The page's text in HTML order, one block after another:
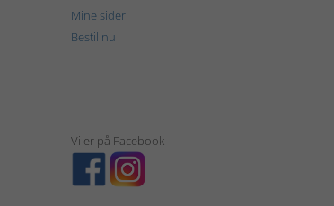
Mine sider
Bestil nu
Vi er på Facebook